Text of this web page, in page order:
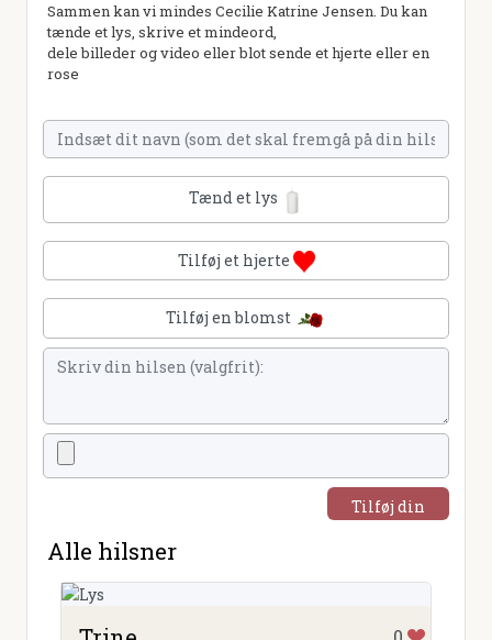
Sammen kan vi mindes Cecilie Katrine Jensen. Du kan
tænde et lys, skrive et mindeord,
dele billeder og video eller blot sende et hjerte eller en
rose
Tænd et lys
Tilføj et hjerte
Tilføj en blomst
Tilføj din
Alle hilsner